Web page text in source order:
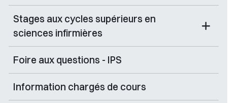
Stages aux cycles supérieurs en
sciences infirmières
Foire aux questions - IPS
Information chargés de cours